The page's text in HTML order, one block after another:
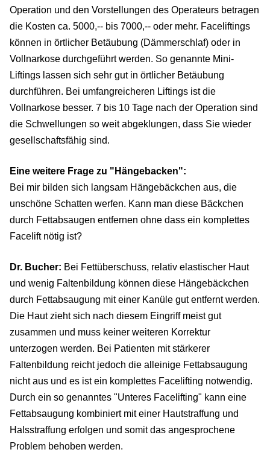
Operation und den Vorstellungen des Operateurs betragen
die Kosten ca. 5000,-- bis 7000,-- oder mehr. Faceliftings
können in örtlicher Betäubung (Dämmerschlaf) oder in
Vollnarkose durchgeführt werden. So genannte Mini-
Liftings lassen sich sehr gut in örtlicher Betäubung
durchführen. Bei umfangreicheren Liftings ist die
Vollnarkose besser. 7 bis 10 Tage nach der Operation sind
die Schwellungen so weit abgeklungen, dass Sie wieder
gesellschaftsfähig sind.
Eine weitere Frage zu "Hängebacken":
Bei mir bilden sich langsam Hängebäckchen aus, die
unschöne Schatten werfen. Kann man diese Bäckchen
durch Fettabsaugen entfernen ohne dass ein komplettes
Facelift nötig ist?
Dr. Bucher: Bei Fettüberschuss, relativ elastischer Haut
und wenig Faltenbildung können diese Hängebäckchen
durch Fettabsaugung mit einer Kanüle gut entfernt werden.
Die Haut zieht sich nach diesem Eingriff meist gut
zusammen und muss keiner weiteren Korrektur
unterzogen werden. Bei Patienten mit stärkerer
Faltenbildung reicht jedoch die alleinige Fettabsaugung
nicht aus und es ist ein komplettes Facelifting notwendig.
Durch ein so genanntes "Unteres Facelifting" kann eine
Fettabsaugung kombiniert mit einer Hautstraffung und
Halsstraffung erfolgen und somit das angesprochene
Problem behoben werden.